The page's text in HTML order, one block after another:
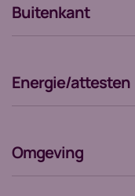
Buitenkant
Energie/attesten
Omgeving